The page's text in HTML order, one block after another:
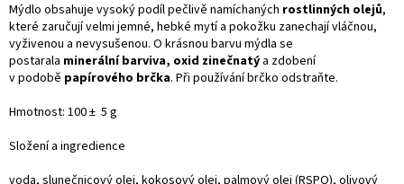
Mýdlo obsahuje vysoký podíl pečlivě namíchaných rostlinných olejů,
které zaručují velmi jemné, hebké mytí a pokožku zanechají vláčnou,
vyživenou a nevysušenou. O krásnou barvu mýdla se
postarala minerální barviva, oxid zinečnatý a zdobení
v podobě papírového brčka. Při používání brčko odstraňte.
Hmotnost: 100 ± 5 g
Složení a ingredience